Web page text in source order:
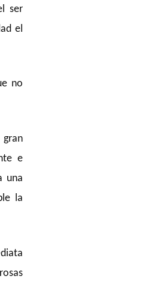
ser
el
no
e
una
la